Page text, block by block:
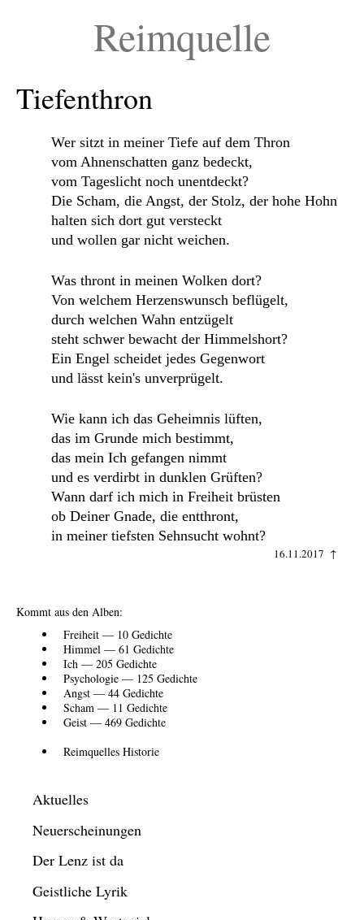
Reimquelle
Tiefenthron
Wer sitzt in meiner Tiefe auf dem Thron
vom Ahnenschatten ganz bedeckt,
vom Tageslicht noch unentdeckt?
Die Scham, die Angst, der Stolz, der hohe Hohn
halten sich dort gut versteckt
und wollen gar nicht weichen.
Was thront in meinen Wolken dort?
Von welchem Herzenswunsch beflügelt,
durch welchen Wahn entzügelt
steht schwer bewacht der Himmelshort?
Ein Engel scheidet jedes Gegenwort
und lässt kein's unverprügelt.
Wie kann ich das Geheimnis lüften,
das im Grunde mich bestimmt,
das mein Ich gefangen nimmt
und es verdirbt in dunklen Grüften?
Wann darf ich mich in Freiheit brüsten
ob Deiner Gnade, die entthront,
in meiner tiefsten Sehnsucht wohnt?
16.11.2017 ↑
Kommt aus den Alben:
Freiheit — 10 Gedichte
Himmel — 61 Gedichte
Ich — 205 Gedichte
Psychologie — 125 Gedichte
Angst — 44 Gedichte
Scham — 11 Gedichte
Geist — 469 Gedichte
Reimquelles Historie
Aktuelles
Neuerscheinungen
Der Lenz ist da
Geistliche Lyrik